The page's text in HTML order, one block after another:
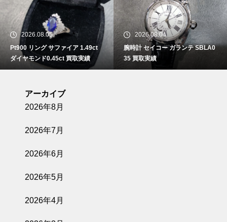
2026.08.05
Pt900 リング サファイア 1.49ct
ダイヤモンド0.45ct 買取実績
2026.08.04
腕時計 セイコー ガランテ SBLA0
35 買取実績
アーカイブ
2026年8月
2026年7月
2026年6月
2026年5月
2026年4月